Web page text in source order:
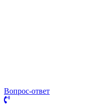
Вопрос-ответ